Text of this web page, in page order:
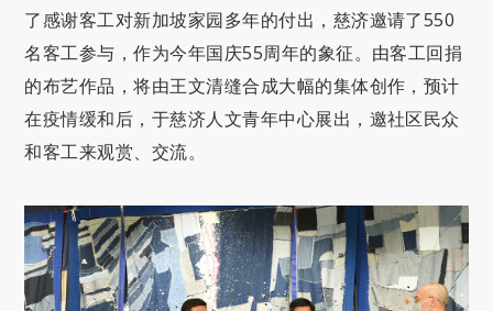
了感谢客工对新加坡家园多年的付出，慈济邀请了550
名客工参与，作为今年国庆55周年的象征。由客工回捐
的布艺作品，将由王文清缝合成大幅的集体创作，预计
在疫情缓和后，于慈济人文青年中心展出，邀社区民众
和客工来观赏、交流。